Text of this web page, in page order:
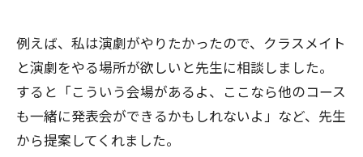
例えば、私は演劇がやりたかったので、クラスメイト
と演劇をやる場所が欲しいと先生に相談しました。
すると「こういう会場があるよ、ここなら他のコース
も一緒に発表会ができるかもしれないよ」など、先生
から提案してくれました。